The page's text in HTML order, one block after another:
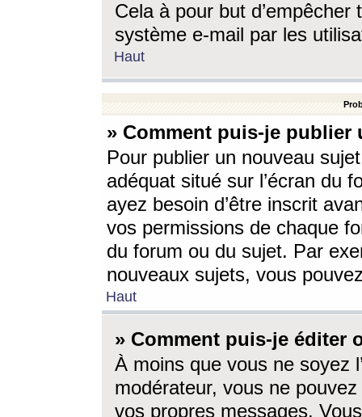
Cela à pour but
système e-mail par les
Haut
» Comment puis-je
Pour publier un nouveau
adéquat situé sur l’écran du
ayez besoin d’être inscrit
vos permissions de chaque
du forum ou du sujet. Par
nouveaux sujets, vous
Haut
» Comment puis-je éditer
À moins que vous ne soyez
modérateur, vous ne
vos propres messages.